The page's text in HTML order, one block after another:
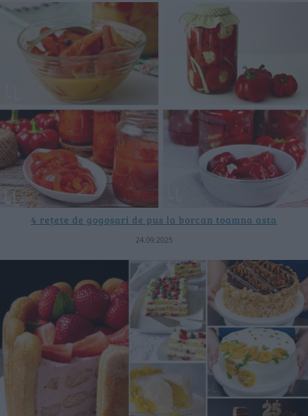
4 rețete de gogoșari de pus la borcan toamna asta
24.09.2025